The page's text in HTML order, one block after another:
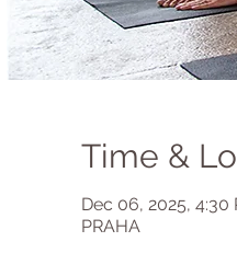
Time &
Dec 06, 2025, 4:30
PRAHA